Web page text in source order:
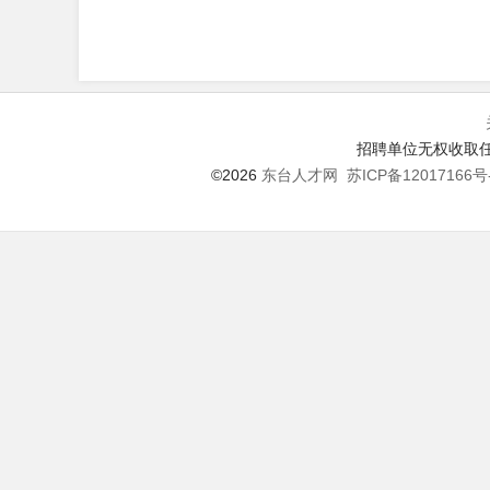
招聘单位无权收取
©2026 东台人才网 苏ICP备12017166